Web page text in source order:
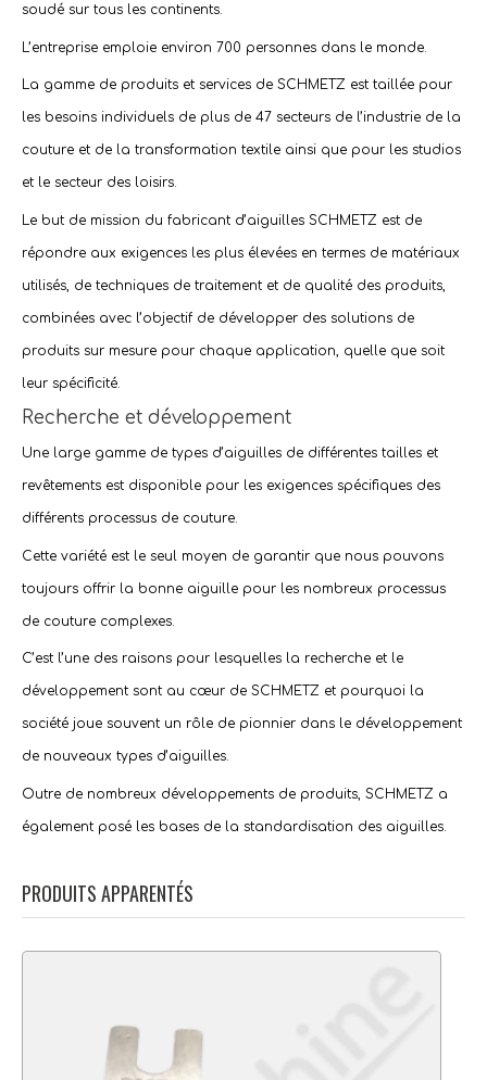
soudé sur tous les continents.
L’entreprise emploie environ 700 personnes dans le monde.
La gamme de produits et services de SCHMETZ est taillée pour
les besoins individuels de plus de 47 secteurs de l’industrie de la
couture et de la transformation textile ainsi que pour les studios
et le secteur des loisirs.
Le but de mission du fabricant d’aiguilles SCHMETZ est de
répondre aux exigences les plus élevées en termes de matériaux
utilisés, de techniques de traitement et de qualité des produits,
combinées avec l’objectif de développer des solutions de
produits sur mesure pour chaque application, quelle que soit
leur spécificité.
Recherche et développement
Une large gamme de types d’aiguilles de différentes tailles et
revêtements est disponible pour les exigences spécifiques des
différents processus de couture
Cette variété est le seul moyen de garantir que nous pouvons
toujours offrir la bonne aiguille pour les nombreux processus
de couture complexes.
C’est l’une des raisons pour lesquelles la recherche et le
développement sont au cœur de SCHMETZ et pourquoi la
société joue souvent un rôle de pionnier dans le développement
de nouveaux types d’aiguilles.
Outre de nombreux développements de produits, SCHMETZ a
également posé les bases de la standardisation des aiguilles.
PRODUITS APPARENTÉS